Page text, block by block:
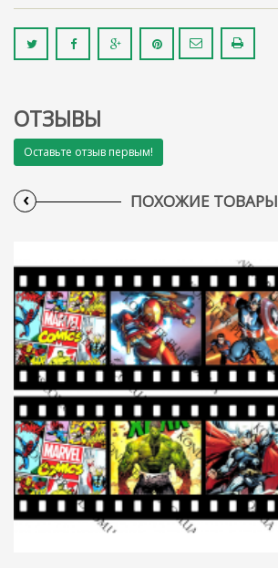
ОТЗЫВЫ
Оставьте отзыв первым!
ПОХОЖИЕ ТОВАРЫ
‹